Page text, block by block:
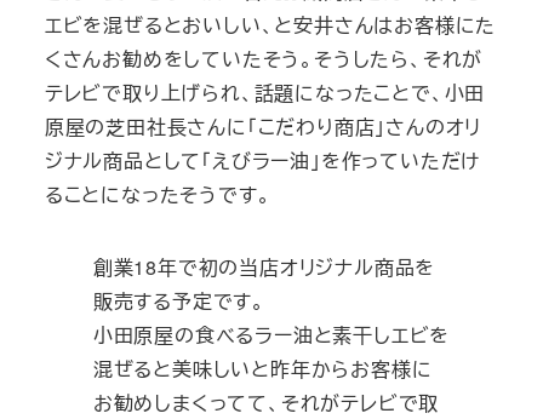
エビを混ぜるとおいしい、と安井さんはお客様にた
くさんお勧めをしていたそう。そうしたら、それが
テレビで取り上げられ、話題になったことで、小田
原屋の芝田社長さんに「こだわり商店」さんのオリ
ジナル商品として「えびラー油」を作っていただけ
ることになったそうです。
創業18年で初の当店オリジナル商品を
販売する予定です。
小田原屋の食べるラー油と素干しエビを
混ぜると美味しいと昨年からお客様に
お勧めしまくってて、それがテレビで取